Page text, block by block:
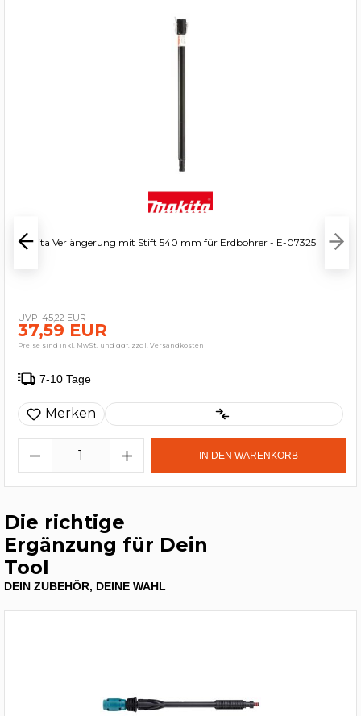
Makita Verlängerung mit Stift 540 mm für Erdbohrer - E-07325
45,22 EUR
37,59 EUR
Preise sind inkl. MwSt. und ggf. zzgl. Versandkosten
7-10 Tage
Merken
IN DEN WARENKORB
Die richtige
Ergänzung für Dein
Tool
DEIN ZUBEHÖR, DEINE WAHL